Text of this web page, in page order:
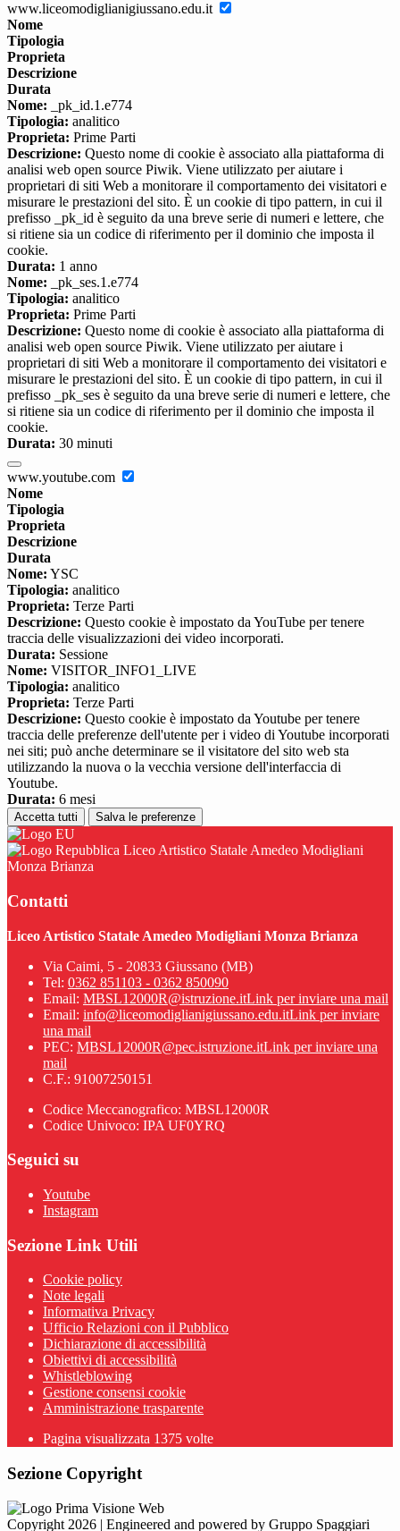
www.liceomodiglianigiussano.edu.it
Nome
Tipologia
Proprieta
Descrizione
Durata
Nome: _pk_id.1.e774
Tipologia: analitico
Proprieta: Prime Parti
Descrizione: Questo nome di cookie è associato alla piattaforma di
analisi web open source Piwik. Viene utilizzato per aiutare i
proprietari di siti Web a monitorare il comportamento dei visitatori e
misurare le prestazioni del sito. È un cookie di tipo pattern, in cui il
prefisso _pk_id è seguito da una breve serie di numeri e lettere, che
si ritiene sia un codice di riferimento per il dominio che imposta il
cookie.
Durata: 1 anno
Nome: _pk_ses.1.e774
Tipologia: analitico
Proprieta: Prime Parti
Descrizione: Questo nome di cookie è associato alla piattaforma di
analisi web open source Piwik. Viene utilizzato per aiutare i
proprietari di siti Web a monitorare il comportamento dei visitatori e
misurare le prestazioni del sito. È un cookie di tipo pattern, in cui il
prefisso _pk_ses è seguito da una breve serie di numeri e lettere, che
si ritiene sia un codice di riferimento per il dominio che imposta il
cookie.
Durata: 30 minuti
www.youtube.com
Nome
Tipologia
Proprieta
Descrizione
Durata
Nome: YSC
Tipologia: analitico
Proprieta: Terze Parti
Descrizione: Questo cookie è impostato da YouTube per tenere
traccia delle visualizzazioni dei video incorporati.
Durata: Sessione
Nome: VISITOR_INFO1_LIVE
Tipologia: analitico
Proprieta: Terze Parti
Descrizione: Questo cookie è impostato da Youtube per tenere
traccia delle preferenze dell'utente per i video di Youtube incorporati
nei siti; può anche determinare se il visitatore del sito web sta
utilizzando la nuova o la vecchia versione dell'interfaccia di
Youtube.
Durata: 6 mesi
Accetta tutti Salva le preferenze
Liceo Artistico Statale Amedeo Modigliani
Monza Brianza
Contatti
Liceo Artistico Statale Amedeo Modigliani Monza Brianza
Via Caimi, 5 - 20833 Giussano (MB)
Tel: 0362 851103 - 0362 850090
Email: MBSL12000R@istruzione.itLink per inviare una mail
Email: info@liceomodiglianigiussano.edu.itLink per inviare
una mail
PEC: MBSL12000R@pec.istruzione.itLink per inviare una
mail
C.F.: 91007250151
Codice Meccanografico: MBSL12000R
Codice Univoco: IPA UF0YRQ
Seguici su
Youtube
Instagram
Sezione Link Utili
Cookie policy
Note legali
Informativa Privacy
Ufficio Relazioni con il Pubblico
Dichiarazione di accessibilità
Obiettivi di accessibilità
Whistleblowing
Gestione consensi cookie
Amministrazione trasparente
Pagina visualizzata 1375 volte
Sezione Copyright
Copyright 2026 | Engineered and powered by Gruppo Spaggiari